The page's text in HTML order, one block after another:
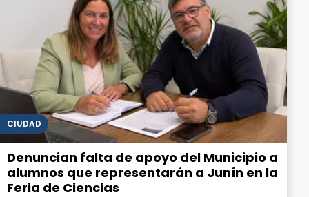
CIUDAD
Denuncian falta de apoyo del Municipio a
alumnos que representarán a Junín en la
Feria de Ciencias